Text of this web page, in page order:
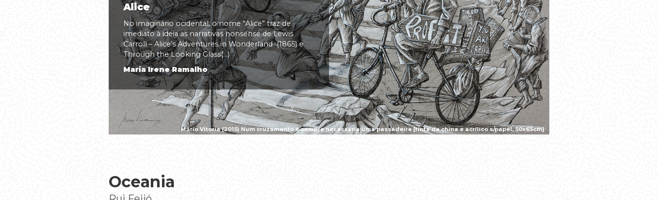
Mário Vitória (2015) Num cruzamento é sempre necessária uma passadeira [tinta da china e acrílico s/papel, 50x65cm]
Alice
No imaginário ocidental, o nome “Alice” traz de
imediato à ideia as narrativas nonsense de Lewis
Carroll – Alice’s Adventures in Wonderland (1865) e
Through the Looking Glass(...)
Maria Irene Ramalho
Oceania